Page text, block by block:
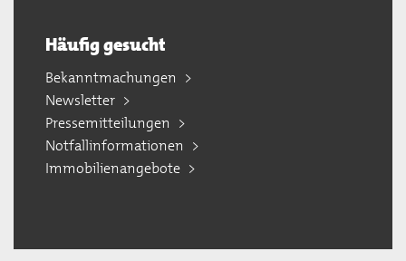
Häufig gesucht
Bekanntmachungen
Newsletter
Pressemitteilungen
Notfallinformationen
Immobilienangebote